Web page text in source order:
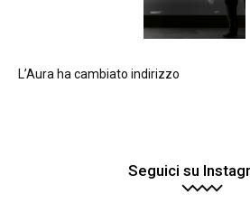
L’Aura ha cambiato indirizzo
Seguici su